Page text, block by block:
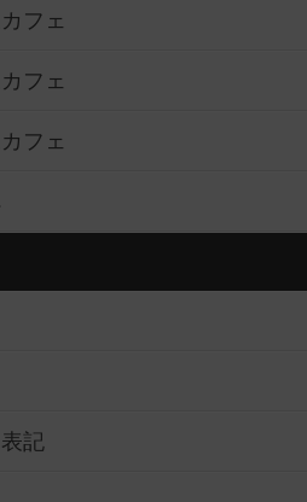
フェ
フェ
フェ
記